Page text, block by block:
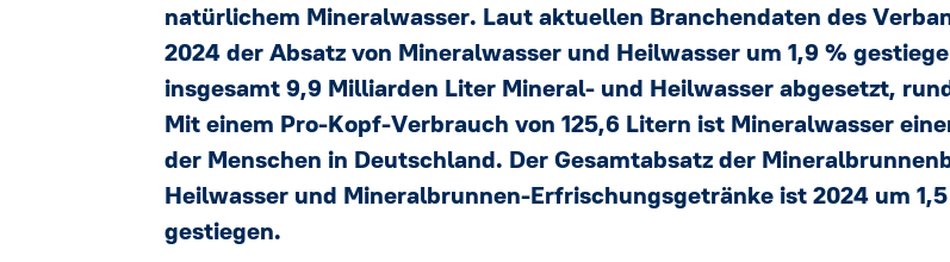
Satzung
Netzwerk
Stellenausschreibungen
Rechtsvorschriften
Heilwasser
natürlichem Mineralwasser. Laut aktuellen Branchendaten des
2024 der Absatz von Mineralwasser und Heilwasser um 1,9 %
insgesamt 9,9 Milliarden Liter Mineral- und Heilwasser abgesetzt,
Mit einem Pro-Kopf-Verbrauch von 125,6 Litern ist Mineralwasser
der Menschen in Deutschland. Der Gesamtabsatz der
Heilwasser und Mineralbrunnen-Erfrischungsgetränke ist 2024 um
gestiegen.